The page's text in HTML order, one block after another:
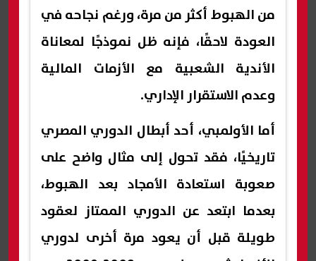
من الهبوط أكثر من مرة، ورغم نجاحه في
العودة لاحقًا، فإنه ظل نموذجًا لمعاناة
الأندية الشعبية مع الأزمات المالية
وعدم الاستقرار الإداري.
أما الأولمبي، أحد أبطال الدوري المصري
تاريخيًا، فقد تحول إلى مثال واضح على
صعوبة استعادة الأمجاد بعد الهبوط،
بعدما ابتعد عن الدوري الممتاز لعقود
طويلة قبل أن يعود مرة أخرى لدوري